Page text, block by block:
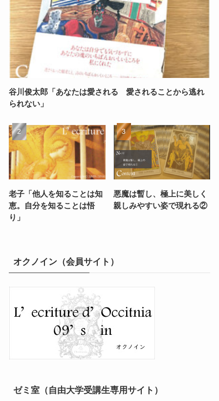
谷川俊太郎「あなたは愛される 愛されることから逃れ
られない」
老子「他人を知ることは知
恵。自分を知ることは悟
り」
悪魔は暫し、極上に美しく
親しみやすい姿で現れる②
オクノイン（会員サイト）
ゼミ室（自由大学受講生専用サイト）